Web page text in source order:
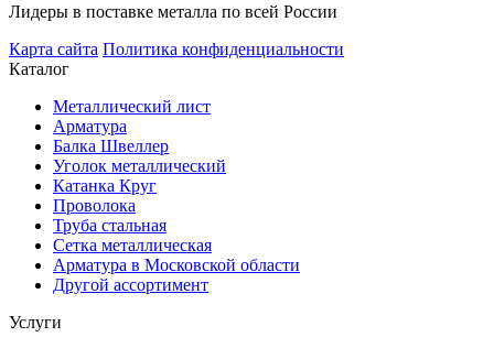
Лидеры в поставке металла по всей России
Карта сайта Политика конфиденциальности
Каталог
Металлический лист
Арматура
Балка Швеллер
Уголок металлический
Катанка Круг
Проволока
Труба стальная
Сетка металлическая
Арматура в Московской области
Другой ассортимент
Услуги